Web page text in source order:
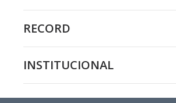
RECORD
INSTITUCIONAL